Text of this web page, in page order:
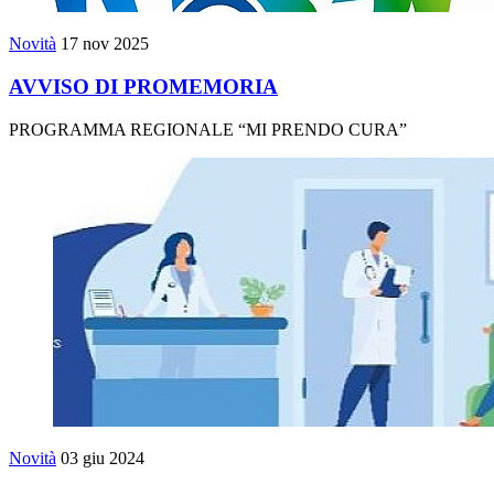
Novità 17 nov 2025
AVVISO DI PROMEMORIA
PROGRAMMA REGIONALE “MI PRENDO CURA”
Novità 03 giu 2024